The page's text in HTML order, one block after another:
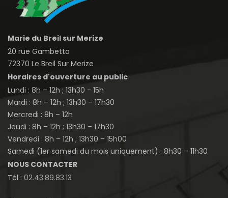
Marie du Breil sur Merize
20 rue Gambetta
72370 Le Breil Sur Merize
Horaires d'ouverture au public
Lundi : 8h – 12h ; 13h30 - 15h
Mardi : 8h – 12h ; 13h30 – 17h30
Mercredi : 8h – 12h
Jeudi : 8h – 12h ; 13h30 – 17h30
Vendredi : 8h – 12h ; 13h30 – 15h00
Samedi (1er samedi du mois uniquement) : 8h30 – 11h30
NOUS CONTACTER
Tél : 02.43.89.83.13